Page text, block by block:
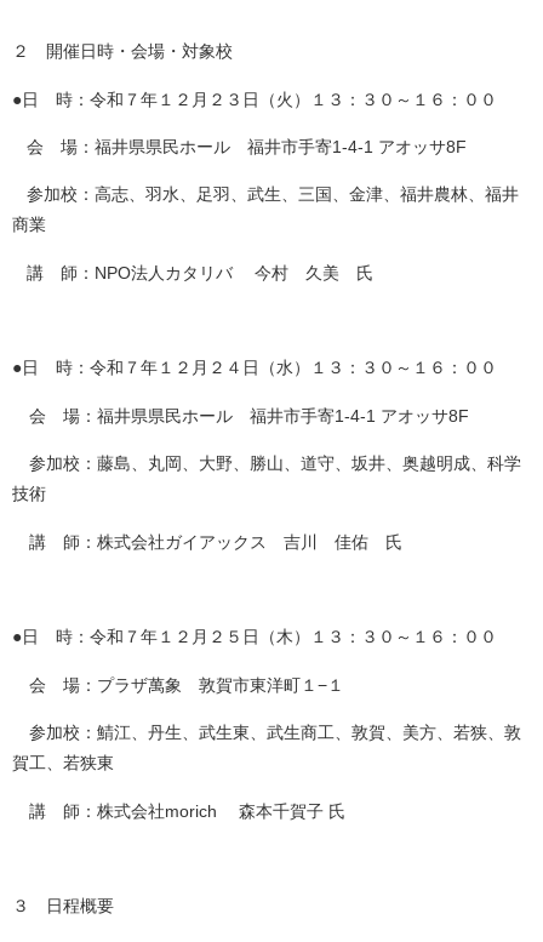
２ 開催日時・会場・対象校
●日 時：令和７年１２月２３日（火）１３：３０～１６：００
会 場：福井県県民ホール 福井市手寄1-4-1 アオッサ8F
参加校：高志、羽水、足羽、武生、三国、金津、福井農林、福井
商業
講 師：NPO法人カタリバ 今村 久美 氏
●日 時：令和７年１２月２４日（水）１３：３０～１６：００
会 場：福井県県民ホール 福井市手寄1-4-1 アオッサ8F
参加校：藤島、丸岡、大野、勝山、道守、坂井、奥越明成、科学
技術
講 師：株式会社ガイアックス 吉川 佳佑 氏
●日 時：令和７年１２月２５日（木）１３：３０～１６：００
会 場：プラザ萬象 敦賀市東洋町１−１
参加校：鯖江、丹生、武生東、武生商工、敦賀、美方、若狭、敦
賀工、若狭東
講 師：株式会社morich 森本千賀子 氏
３ 日程概要